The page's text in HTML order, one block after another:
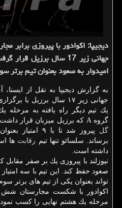
جهانی زیر 17 سال برزیل
امیدوار به صعود بعنوان تیم برتر
به گزارش دیجیپا به نقل از
جهانی زیر ۱۷ سال برزیل
یك تیم دیگر راه یافته به
گروه A كه برزیل میزبان قرار داشت برابر آنگولا قرار گرفت و با دو
گل
پیروز شد تا با ۹
برساند. سلسائو تنها تیم رقابت ها
داشته است.
نیوزلند با پیروزی یك بر صفر مقابل
صعود حفظ كند. این تیم با سه
تواند بعنوان یكی از تیم های برتر
اكوادور با شكست مجارستان شش